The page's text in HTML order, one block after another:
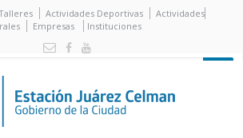
Actividades Deportivas
Actividades
Empresas Instituciones